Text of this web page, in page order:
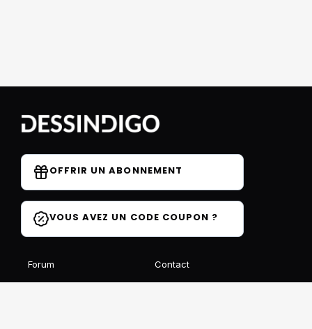
OFFRIR UN ABONNEMENT
VOUS AVEZ UN CODE COUPON ?
Forum Contact